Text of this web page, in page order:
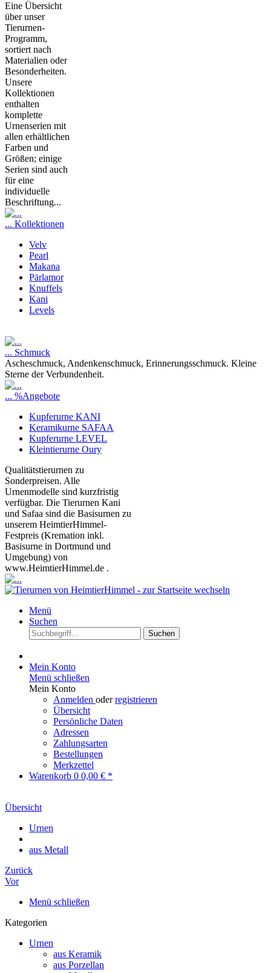
Eine Übersicht
über unser
Tierurnen-
Programm,
sortiert nach
Materialien oder
Besonderheiten.
Unsere
Kollektionen
enthalten
komplette
Urnenserien mit
allen erhältlichen
Farben und
Größen; einige
Serien sind auch
für eine
individuelle
Beschriftung...
... Kollektionen
Velv
Pearl
Makana
Pärlamor
Knuffels
Kani
Levels
... Schmuck
Ascheschmuck, Andenkenschmuck, Erinnerungsschmuck. Kleine
Sterne der Verbundenheit.
... %Angebote
Kupferurne KANI
Keramikurne SAFAA
Kupferurne LEVEL
Kleintierurne Oury
Qualitätstierurnen zu
Sonderpreisen. Alle
Urnenmodelle sind kurzfristig
verfügbar. Die Tierurnen Kani
und Safaa sind die Basisurnen zu
unserem HeimtierHimmel-
Festpreis (Kremation inkl.
Basisurne in Dortmund und
Umgebung) von
www.HeimtierHimmel.de .
Menü
Suchen
Suchen
Mein Konto
Menü schließen
Mein Konto
Anmelden oderregistrieren
Übersicht
Persönliche Daten
Adressen
Zahlungsarten
Bestellungen
Merkzettel
Warenkorb 0 0,00 € *
Übersicht
Urnen
aus Metall
Zurück
Vor
Menü schließen
Kategorien
Urnen
aus Keramik
aus Porzellan